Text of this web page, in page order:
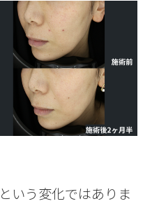
いう変化ではありま